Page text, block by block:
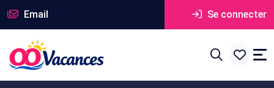
Email Se connecter